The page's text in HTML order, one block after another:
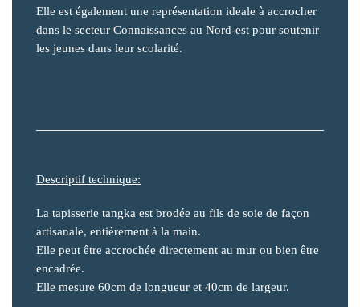
Elle est également une représentation ideale à accrocher
dans le secteur Connaissances au Nord-est pour soutenir
les jeunes dans leur scolarité.
Descriptif technique:
La tapisserie tangka est brodée au fils de soie de façon
artisanale, entièrement à la main.
Elle peut être accrochée directement au mur ou bien être
encadrée.
Elle mesure 60cm de longueur et 40cm de largeur.